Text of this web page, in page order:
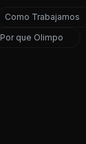
Como Trabajamos
Por que Olimpo